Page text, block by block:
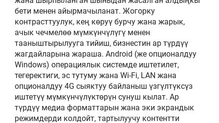
бети менен айырмачыланат. Жогорку
контрасттуулук, кең көруү бурчу жана жарык,
ачык чечмелөө мүмкүнчүлүгү менен
тааныштырылууга тийиш, бизнестин ар түрдүү
жагдайларына жараша. Android (же опционалдуу
Windows) операциялык системде иштетилет,
тегеректиги, эс тутуму жана Wi-Fi, LAN жана
опционалдуу 4G сыяктуу байланыш үзгүлтүксүз
иштетүү мүмкүнчүлүктөрүн сунуш кылат. Ар
түрдүү медиа форматтарын жана эки экрандык
режимдерди колдойт, тартылуучу контентти